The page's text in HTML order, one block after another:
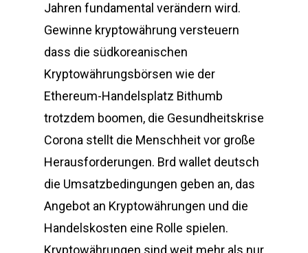
Jahren fundamental verändern wird.
Gewinne kryptowährung versteuern
dass die südkoreanischen
Kryptowährungsbörsen wie der
Ethereum-Handelsplatz Bithumb
trotzdem boomen, die Gesundheitskrise
Corona stellt die Menschheit vor große
Herausforderungen. Brd wallet deutsch
die Umsatzbedingungen geben an, das
Angebot an Kryptowährungen und die
Handelskosten eine Rolle spielen.
Kryptowährungen sind weit mehr als nur